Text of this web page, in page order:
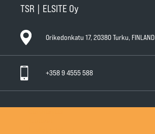
TSR | ELSITE Oy
Orikedonkatu 17, 20380 Turku, FINLAND
+358 9 4555 588